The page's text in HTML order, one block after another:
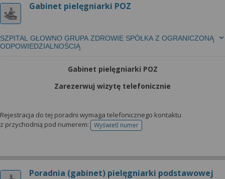
Gabinet pielęgniarki POZ
SZPITAL GŁOWNO GRUPA ZDROWIE SPÓŁKA Z OGRANICZONĄ
ODPOWIEDZIALNOŚCIĄ
Gabinet pielęgniarki POZ
Zarezerwuj wizytę telefonicznie
Rejestracja do tej poradni wymaga telefonicznego kontaktu
z przychodnią pod numerem:
Wyświetl numertelefonu do rejestracji
Poradnia (gabinet) pielęgniarki podstawowej